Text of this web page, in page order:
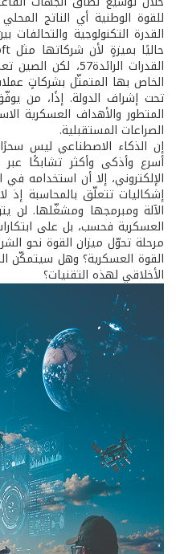
للقوة الوطنية أي الناتج
القدرة التكنولوجية والتحالفات
القدرات
تحت إشراف الدولة. إذًا، من
المتطور والأهداف العسكرية
الصراعات المستقبلية.
إن الذكاء الاصطناعي ليس
أسرع وأذكى وأكثر تشابكًا عبر
الإلكتروني، إلا أن استخدامه
إشكاليات تتعلّق بالمحاسبة إذ
الآلة ومبرمجها ومشغّلها. لن
العسكرية فحسب، بل على
مرحلة تحوّل ميزان القوة نحو
القوة العسكرية؟ وهل سيتمكّن
الأخلاقي لهذه التقنيات؟